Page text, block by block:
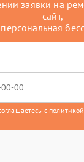
заявки на
сайт,
персональная
с